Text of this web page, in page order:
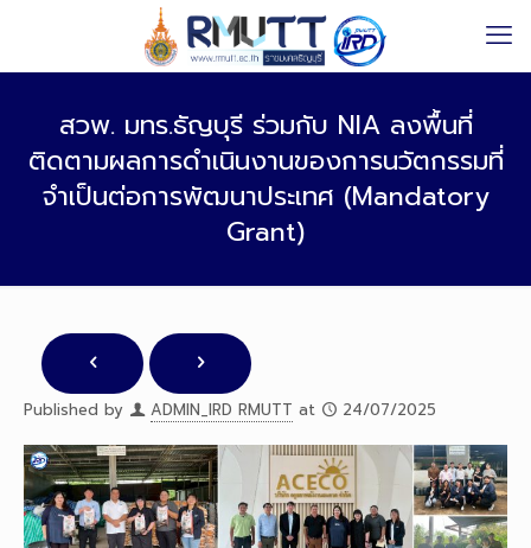
สวพ. มทร.ธัญบุรี ร่วมกับ NIA ลงพื้นที่
ติดตามผลการดำเนินงานของการนวัตกรรมที่
จำเป็นต่อการพัฒนาประเทศ (Mandatory
Grant)
Published by ADMIN_IRD RMUTT at 24/07/2025